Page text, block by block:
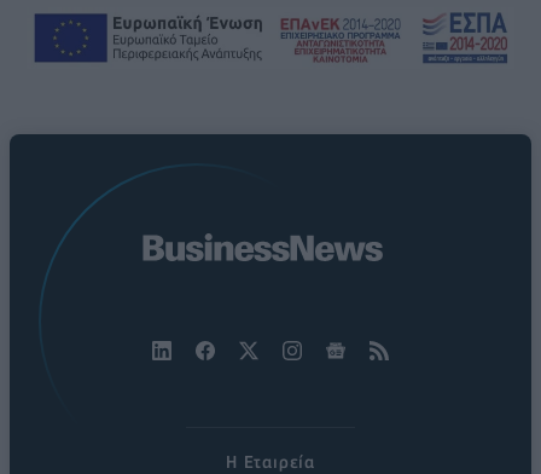
Η Εταιρεία